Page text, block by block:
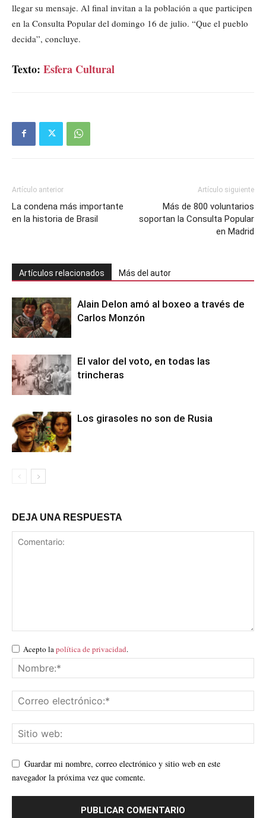
llegar su mensaje. Al final invitan a la población a que participen
en la Consulta Popular del domingo 16 de julio. “Que el pueblo
decida”, concluye.
Texto: Esfera Cultural
Artículo anterior
La condena más importante
en la historia de Brasil
Artículo siguiente
Más de 800 voluntarios
soportan la Consulta Popular
en Madrid
Artículos relacionados Más del autor
Alain Delon amó al boxeo a través de
Carlos Monzón
El valor del voto, en todas las
trincheras
Los girasoles no son de Rusia
DEJA UNA RESPUESTA
Acepto la política de privacidad.
Guardar mi nombre, correo electrónico y sitio web en este
navegador la próxima vez que comente.